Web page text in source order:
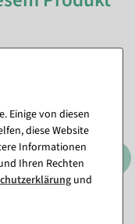
Einige von diesen
diese Website
Informationen
Ihren Rechten
und